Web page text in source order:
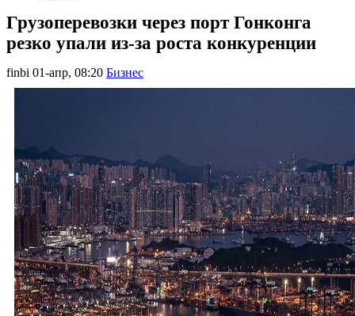
Грузоперевозки через порт Гонконга
резко упали из-за роста конкуренции
finbi 01-апр, 08:20 Бизнес